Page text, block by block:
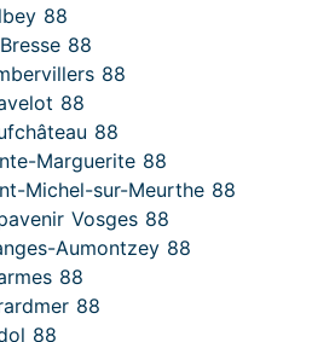
88
88
88
88
88
Marguerite 88
Michel-sur-Meurthe 88
Vosges 88
Aumontzey 88
88
88
88